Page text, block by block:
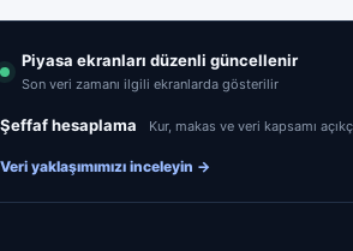
Piyasa ekranları düzenli güncellenir
Son veri zamanı ilgili ekranlarda gösterilir
Şeffaf hesaplama Kur, makas ve veri kapsamı
Veri yaklaşımımızı inceleyin →